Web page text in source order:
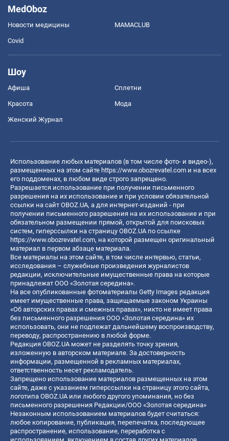
MedOboz
Новости медицины MAMACLUB
Covid
Шоу
Афиша Сплетни
Красота Мода
Женский Журнал
Использование любых материалов (в том числе фото- и видео-),
размещенных на этом сайте https://www.obozrevatel.com и на всех
его поддоменах, в любом виде строго запрещено.
Разрешается использование при получении письменного
разрешения на их использование и при условии обязательной
ссылки на сайт OBOZ.UA, а для интернет-изданий - при
получении письменного разрешения на их использование и при
обязательном размещении прямой, открытой для поисковых
систем, гиперссылки на страницу OBOZ.UA по ссылке
https://www.obozrevatel.com, на которой размещен оригинальный
материал в первом абзаце материала.
Все материалы на этом сайте, в том числе интервью, статьи,
исследования – служебные произведения журналистов
редакции, исключительные имущественные права на которые
принадлежат ООО «Золотая середина».
На все опубликованные фотоматериалы Getty Images редакция
имеет имущественные права, защищаемые законом Украины
«Об авторских правах и смежных правах», никто не имеет права
без письменного разрешения ООО «Золотая середина» их
использовать, они не подлежат дальнейшему воспроизводству,
переводу, распространению в любой форме.
Редакция OBOZ.UA может не разделять точку зрения,
изложенную в авторском материале. За достоверность
информации, размещенной в рекламных материалах,
ответственность несет рекламодатель.
Запрещено использование материалов размещенных на этом
сайте, даже с указанием гиперссылки на страницу этого сайта,
логотипа OBOZ.UA или любого другого упоминания, но без
письменного разрешения Редакции/ООО «Золотая середина»
Незаконным использованием материалов будет считаться:
любое копирование, публикация, перепечатка, последующее
распространение, использование, переработка с